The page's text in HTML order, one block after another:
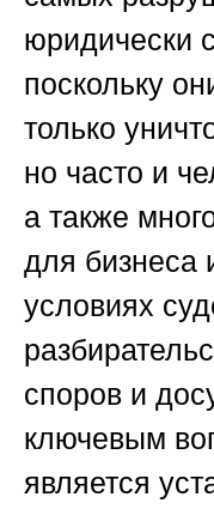
юридически
поскольку
только
но часто и
а также
для бизнеса
условиях
споров и
ключевым
является